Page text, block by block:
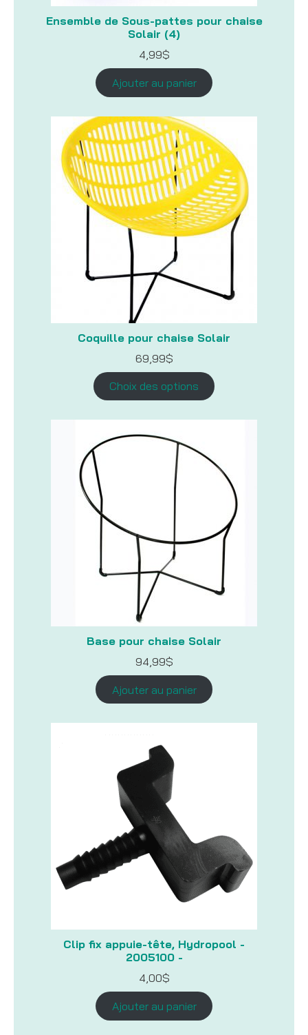
Ensemble de Sous-pattes pour chaise
Solair (4)
4,99$
Ajouter au panier
Coquille pour chaise Solair
69,99$
Choix des options
Base pour chaise Solair
94,99$
Ajouter au panier
Clip fix appuie-tête, Hydropool -
2005100 -
4,00$
Ajouter au panier